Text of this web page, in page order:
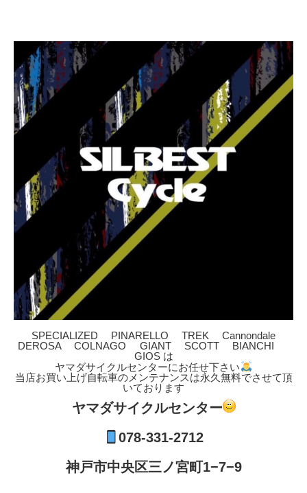
SPECIALIZED PINARELLO TREK Cannondale
DEROSA COLNAGO GIANT SCOTT BIANCHI
GIOS は
ヤマダサイクルセンターにお任せ下さい
当店お買い上げ自転車のメンテナンスは永久無料でさせて頂
いております
ヤマダサイクルセンター
078-331-2712
神戸市中央区三ノ宮町1−7−9